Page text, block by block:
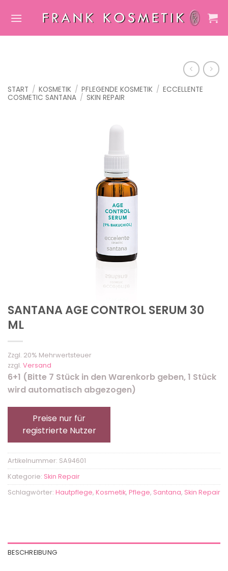
Inhalt
START / KOSMETIK / PFLEGENDE KOSMETIK / ECCELLENTE
COSMETIC SANTANA / SKIN REPAIR
SANTANA AGE CONTROL SERUM 30
ML
Zzgl. 20% Mehrwertsteuer
zzgl. Versand
6+1 (Bitte 7 Stück in den Warenkorb geben, 1 Stück
wird automatisch abgezogen)
Preise nur für
registrierte Nutzer
Artikelnummer: SA94601
Kategorie: Skin Repair
Schlagwörter: Hautpflege, Kosmetik, Pflege, Santana, Skin Repair
BESCHREIBUNG